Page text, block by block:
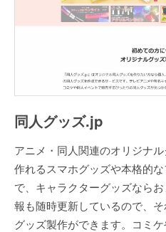
同人グッズ.jp
アニメ・同人関連のオリジナ
作れるスマホグッズや本格的
で、キャラクターグッズなら
報も随時更新しているので、
グッズ製作ができます。コミ